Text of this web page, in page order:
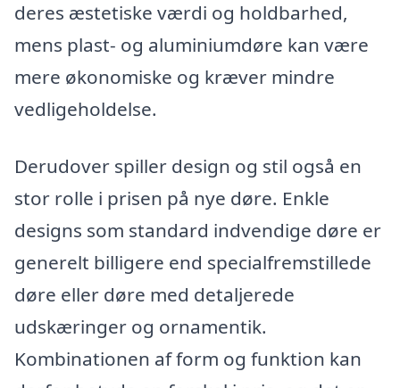
deres æstetiske værdi og holdbarhed,
mens plast- og aluminiumdøre kan være
mere økonomiske og kræver mindre
vedligeholdelse.
Derudover spiller design og stil også en
stor rolle i prisen på nye døre. Enkle
designs som standard indvendige døre er
generelt billigere end specialfremstillede
døre eller døre med detaljerede
udskæringer og ornamentik.
Kombinationen af form og funktion kan